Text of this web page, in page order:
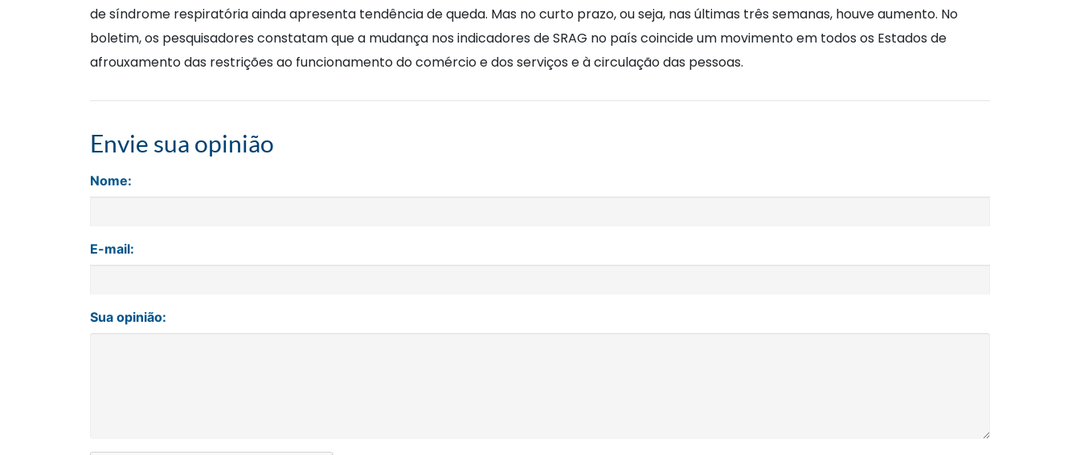
de síndrome respiratória ainda apresenta tendência de queda. Mas no curto prazo, ou seja, nas últimas três semanas, houve aumento. No
boletim, os pesquisadores constatam que a mudança nos indicadores de SRAG no país coincide um movimento em todos os Estados de
afrouxamento das restrições ao funcionamento do comércio e dos serviços e à circulação das pessoas.
Envie sua opinião
Nome:
E-mail:
Sua opinião: